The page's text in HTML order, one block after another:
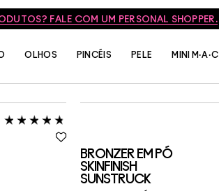
FALE COM UM PERSONAL SHOPPER.
OLHOS PINCÉIS PELE MINI M·A·C
BRONZER EM PÓ
SKINFINISH
SUNSTRUCK